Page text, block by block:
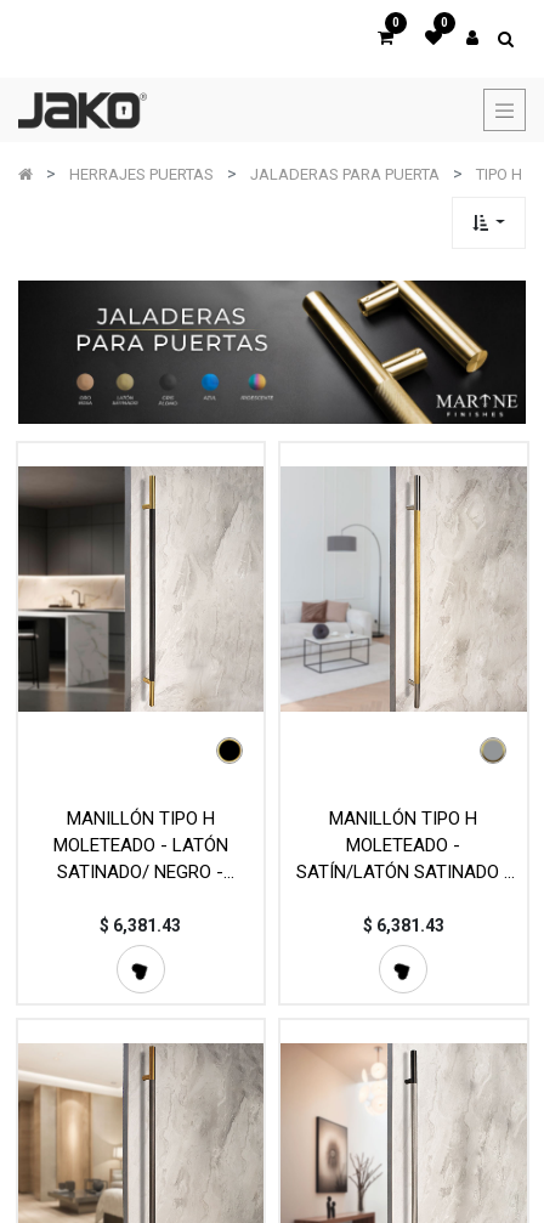
0 0
HERRAJES PUERTAS JALADERAS PARA PUERTA TIPO H
MANILLÓN TIPO H
MOLETEADO - LATÓN
SATINADO/ NEGRO -
ACERO INOXIDABLE 304 -
MOD. L22 (SET)
$ 6,381.43
MANILLÓN TIPO H
MOLETEADO -
SATÍN/LATÓN SATINADO -
ACERO INOXIDABLE 304 -
MOD. L22 (SET)
$ 6,381.43